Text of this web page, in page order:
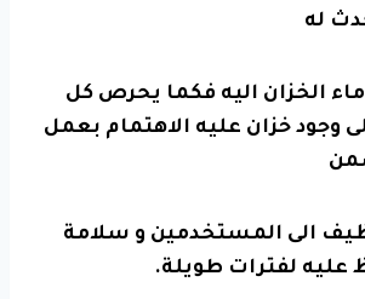
له
الخزان اليه فكما يحرص كل
وجود خزان عليه الاهتمام بعمل
الى المستخدمين و سلامة
عليه لفترات طويلة.